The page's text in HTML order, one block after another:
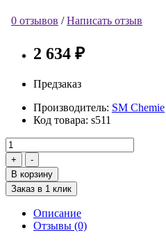
0 отзывов /Написать отзыв
2 634 ₽
Предзаказ
Производитель: SM Chemie
Код товара: s511
В корзину
Заказ в 1 клик
Описание
Отзывы (0)